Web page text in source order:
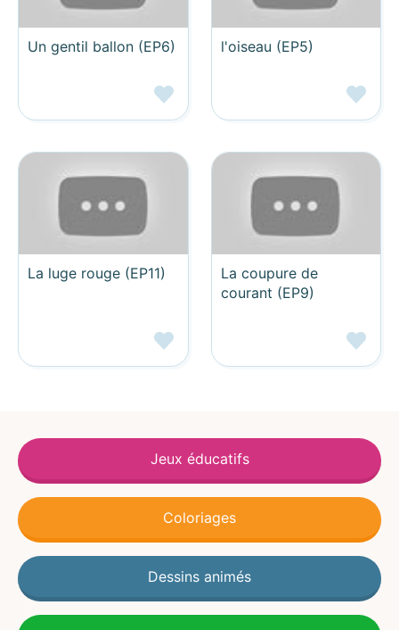
Un gentil ballon (EP6) l'oiseau (EP5)
La luge rouge (EP11)
La coupure de
courant (EP9)
Jeux éducatifs
Coloriages
Dessins animés